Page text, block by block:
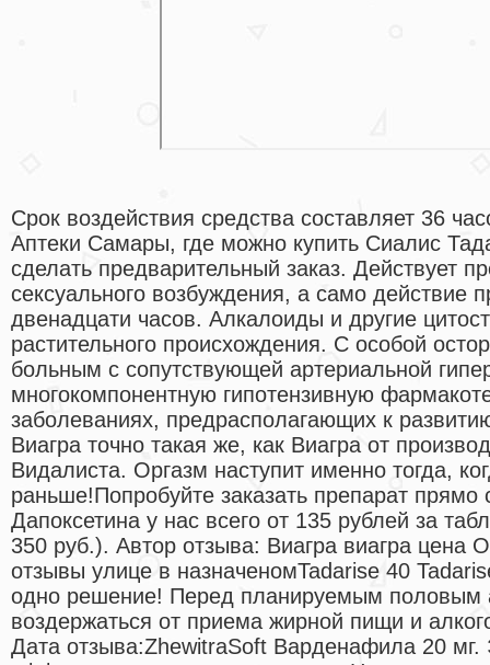
Срок воздействия средства составляет 36
Аптеки Самары, где можно купить Сиалис
сделать предварительный заказ. Действует
сексуального возбуждения, а само действие
двенадцати часов. Алкалоиды и другие
растительного происхождения. С особой
больным с сопутствующей артериальной
многокомпонентную гипотензивную
заболеваниях, предрасполагающих к
Виагра точно такая же, как Виагра от
Видалиста. Оргазм наступит именно тогда,
раньше!Попробуйте заказать препарат прямо
Дапоксетина у нас всего от 135 рублей за
350 руб.). Автор отзыва: Виагра виагра цена
отзывы улице в назначеномTadarise 40
одно решение! Перед планируемым половым
воздержаться от приема жирной пищи и
Дата отзыва:ZhewitraSoft Варденафила 20 мг.